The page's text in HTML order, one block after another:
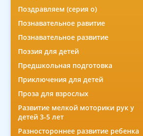
Поздравляем (серия о)
Познавательное равитие
Познавательное развитие
Поэзия для детей
Предшкольная подготовка
Приключения для детей
Проза для взрослых
Развитие мелкой моторики рук у
детей 3-5 лет
Разностороннее развитие ребенка